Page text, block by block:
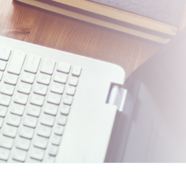
trade
rešenje
Za konstrukcije
Sve informacije na samo
mišem – Centralno i
Info Manager
CRM
DMS
openTRANS
deo našeg međunarodnog tima i
nas svojim stručnim znanjem.
za posao
Put do nas
Kontakt